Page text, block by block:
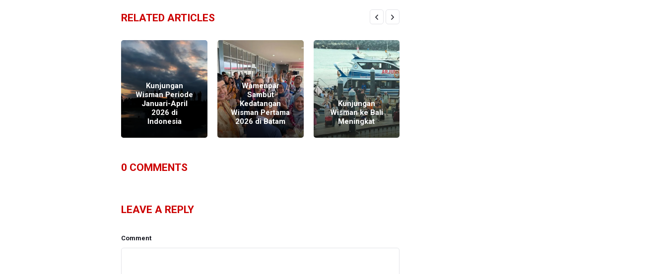
RELATED ARTICLES
Kunjungan
Wisman Periode
Januari-April
2026 di
Indonesia
Wamenpar
Sambut
Kedatangan
Wisman Pertama
2026 di Batam
Kunjungan
Wisman ke Bali
Meningkat
0 COMMENTS
LEAVE A REPLY
Comment